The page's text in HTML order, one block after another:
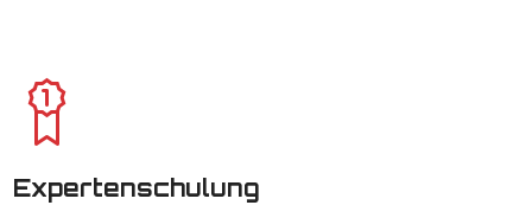
Expertenschulung